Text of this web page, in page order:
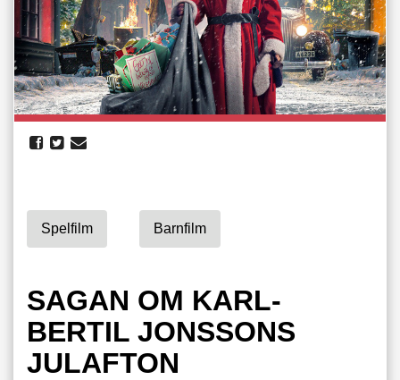
Spelfilm Barnfilm
SAGAN OM KARL-
BERTIL JONSSONS
JULAFTON